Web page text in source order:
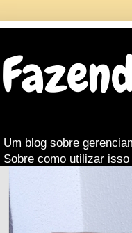
Um blog sobre
Sobre como utilizar